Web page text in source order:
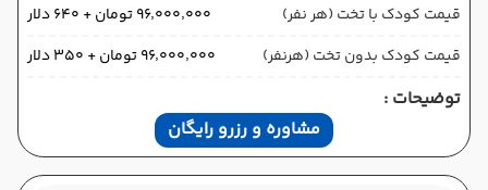
قیمت کودک با تخت (هر نفر)
۹۶٬۰۰۰٬۰۰۰ تومان + ۶۴۰ دلار
قیمت کودک بدون تخت (هرنفر)
۹۶٬۰۰۰٬۰۰۰ تومان + ۳۵۰ دلار
توضیحات :
مشاوره و رزرو رایگان